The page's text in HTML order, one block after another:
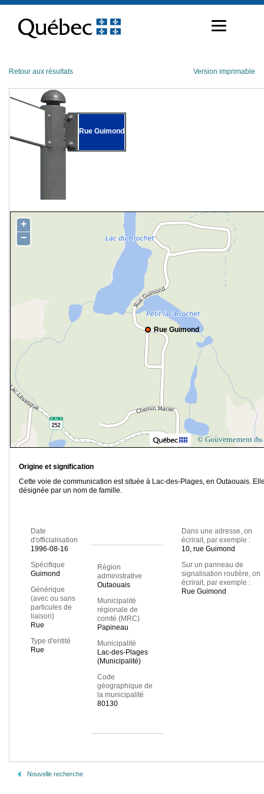
contenu
Retour aux résultats Version imprimable
Rue Guimond
Rue Guimond
+
−
© Gouvernement du
Origine et signification
Cette voie de communication est située à Lac-des-Plages, en Outaouais.
désignée par un nom de famille.
Date
d'officialisation
1996-08-16
Spécifique
Guimond
Générique
(avec ou sans
particules de
liaison)
Rue
Type d'entité
Rue
Région
administrative
Outaouais
Municipalité
régionale de
comté (MRC)
Papineau
Municipalité
Lac-des-Plages
(Municipalité)
Code
géographique de
la municipalité
80130
Dans une adresse, on
écrirait, par exemple :
10, rue Guimond
Sur un panneau de
signalisation routière, on
écrirait, par exemple :
Rue Guimond
Nouvelle recherche